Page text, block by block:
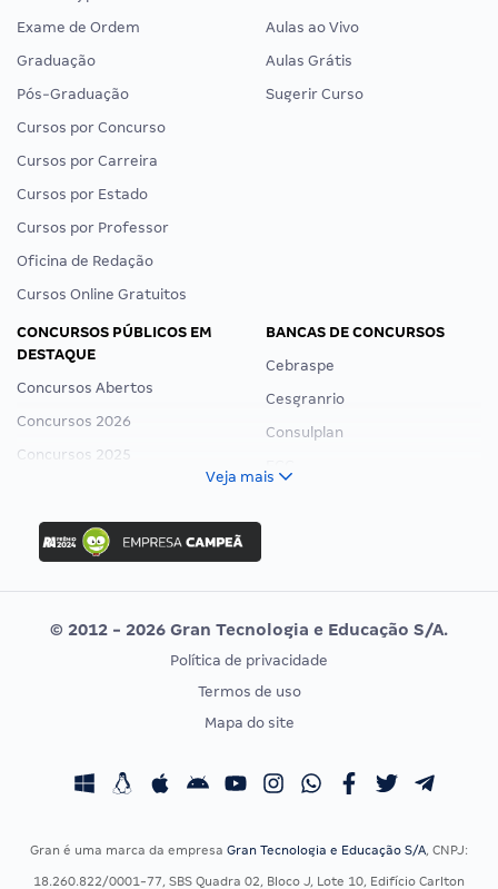
Exame de Ordem
Graduação
Pós-Graduação
Cursos por Concurso
Cursos por Carreira
Cursos por Estado
Cursos por Professor
Oficina de Redação
Cursos Online Gratuitos
Aulas ao Vivo
Aulas Grátis
Sugerir Curso
CONCURSOS PÚBLICOS EM
DESTAQUE
Concursos Abertos
Concursos 2026
Concursos 2025
Concurso Ibama
Concurso MPU
Editais publicados
BANCAS DE CONCURSOS
Cebraspe
Cesgranrio
Consulplan
Vunesp
CONCURSOS POR PROFISSÃO
Concursos Fiscais
EXAME DE ORDEM
Calendário OAB
Veja mais
© 2012 - 2026 Gran Tecnologia e Educação S/A.
Política de privacidade
Termos de uso
Mapa do site
Gran é uma marca da empresa Gran Tecnologia e Educação S/A, CNPJ:
18.260.822/0001-77, SBS Quadra 02, Bloco J, Lote 10, Edifício Carlton